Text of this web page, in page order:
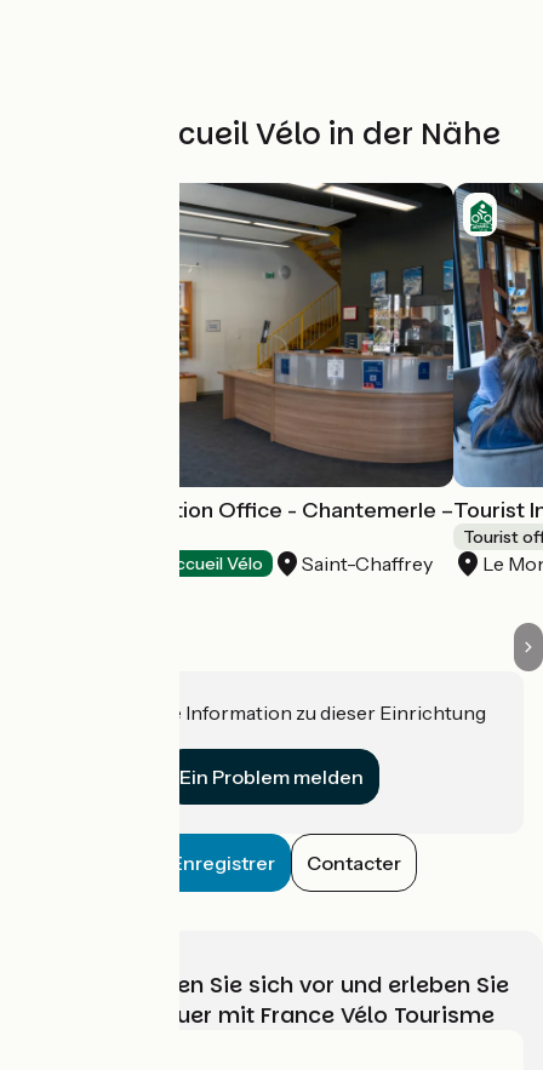
Weitere Accueil Vélo in der Nähe
Tourist Information Office - Chantemerle –
Accueil Vélo Saint-Chaffrey
Tourist
Tourist
Le
Haben Sie eine Information zu dieser Einrichtung
Ein Problem melden
Enregistrer Contacter
Wählen, bereiten Sie sich vor und erleben Sie
Ihr Radabenteuer mit France Vélo Tourisme